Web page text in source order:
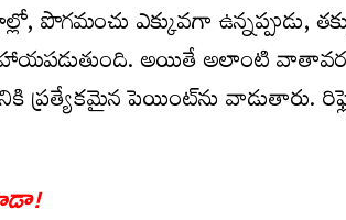
పొగమంచు ఎక్కువగా ఉన్నప్పుడు,
అయితే అలాంటి వాతావరణ
ప్రత్యేకమైన పెయింట్‌ను వాడుతారు.